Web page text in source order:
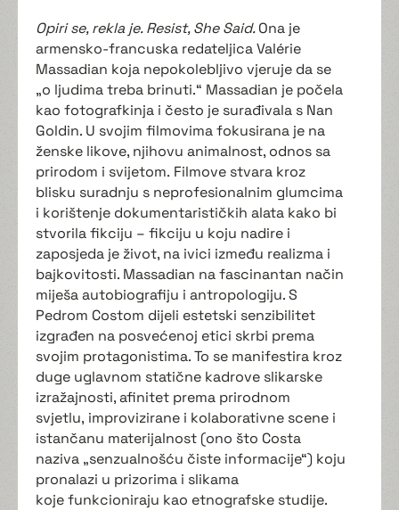
Opiri se, rekla je. Resist, She Said.Ona je
armensko-francuska redateljica Valérie
Massadian koja nepokolebljivo vjeruje da se
„o ljudima treba brinuti.“ Massadian je počela
kao fotografkinja i često je surađivala s Nan
Goldin. U svojim filmovima fokusirana je na
ženske likove, njihovu animalnost, odnos sa
prirodom i svijetom. Filmove stvara kroz
blisku suradnju s neprofesionalnim glumcima
i korištenje dokumentarističkih alata kako bi
stvorila fikciju – fikciju u koju nadire i
zaposjeda je život, na ivici između realizma i
bajkovitosti. Massadian na fascinantan način
miješa autobiografiju i antropologiju. S
Pedrom Costom dijeli estetski senzibilitet
izgrađen na posvećenoj etici skrbi prema
svojim protagonistima. To se manifestira kroz
duge uglavnom statične kadrove slikarske
izražajnosti, afinitet prema prirodnom
svjetlu, improvizirane i kolaborativne scene i
istančanu materijalnost (ono što Costa
naziva „senzualnošću čiste informacije“) koju
pronalazi u prizorima i slikama
koje funkcioniraju kao etnografske studije.